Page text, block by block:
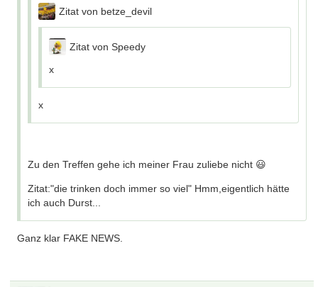
Zitat von betze_devil
Zitat von Speedy
x
x
Zu den Treffen gehe ich meiner Frau zuliebe nicht 😃
Zitat:"die trinken doch immer so viel" Hmm,eigentlich hätte
ich auch Durst...
Ganz klar FAKE NEWS.